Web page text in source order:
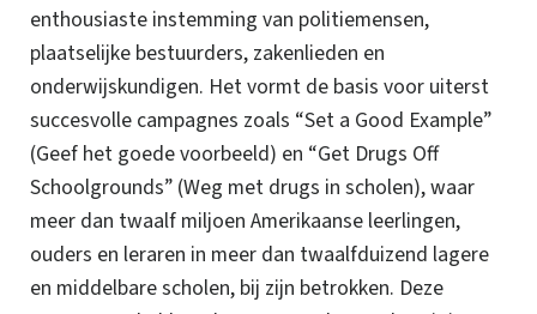
enthousiaste instemming van politiemensen,
plaatselijke bestuurders, zakenlieden en
onderwijskundigen. Het vormt de basis voor uiterst
succesvolle campagnes zoals “Set a Good Example”
(Geef het goede voorbeeld) en “Get Drugs Off
Schoolgrounds” (Weg met drugs in scholen), waar
meer dan twaalf miljoen Amerikaanse leerlingen,
ouders en leraren in meer dan twaalfduizend lagere
en middelbare scholen, bij zijn betrokken. Deze